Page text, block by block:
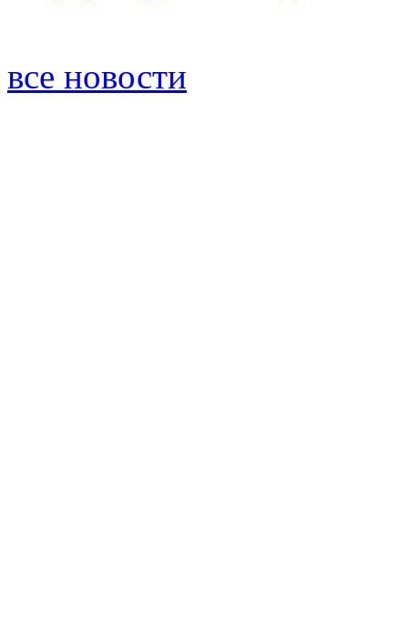
все новости